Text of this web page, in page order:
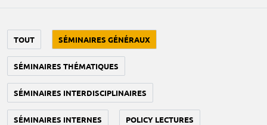
TOUT SÉMINAIRES GÉNÉRAUX
SÉMINAIRES THÉMATIQUES
SÉMINAIRES INTERDISCIPLINAIRES
SÉMINAIRES INTERNES POLICY LECTURES